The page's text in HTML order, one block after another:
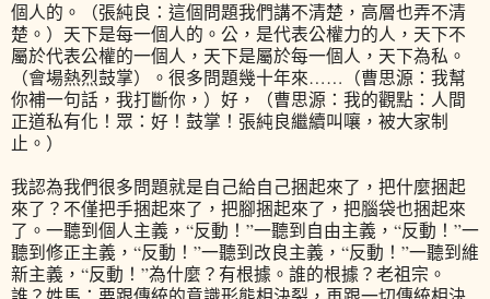
個人的。（張純良：這個問題我們講不清楚，高層也弄不清
楚。）天下是每一個人的。公，是代表公權力的人，天下不
屬於代表公權的一個人，天下是屬於每一個人，天下為私。
（會場熱烈鼓掌）。很多問題幾十年來……（曹思源：我幫
你補一句話，我打斷你，）好，（曹思源：我的觀點：人間
正道私有化！眾：好！鼓掌！張純良繼續叫嚷，被大家制
止。）
我認為我們很多問題就是自己給自己捆起來了，把什麼捆起
來了？不僅把手捆起來了，把腳捆起來了，把腦袋也捆起來
了。一聽到個人主義，“反動！”一聽到自由主義，“反動！”一
聽到修正主義，“反動！”一聽到改良主義，“反動！”一聽到維
新主義，“反動！”為什麼？有根據。誰的根據？老祖宗。